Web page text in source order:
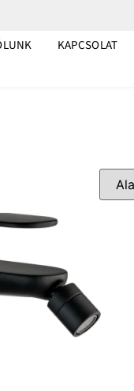
KAPCSOLAT